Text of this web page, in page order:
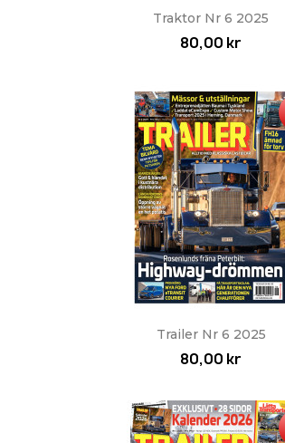
Snabbvy
Traktor Nr 6 2025
80,00 kr
Snabbvy
Trailer Nr 6 2025
80,00 kr